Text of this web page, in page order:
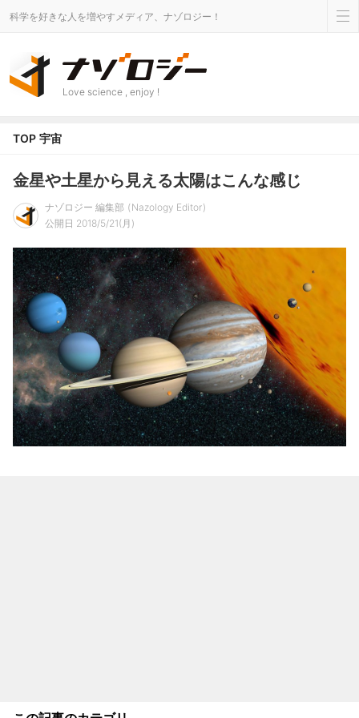
科学を好きな人を増やすメディア、ナゾロジー！
Love science , enjoy !
TOP 宇宙
金星や土星から見える太陽はこんな感じ
ナゾロジー 編集部
Nazology Editor
公開日 2018/5/21(月)